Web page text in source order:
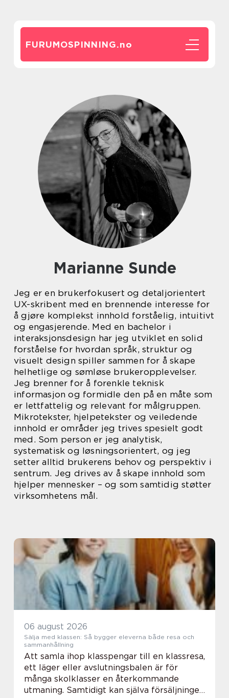
FURUMOSPINNING.no
Marianne Sunde
Jeg er en brukerfokusert og detaljorientert
UX-skribent med en brennende interesse for
å gjøre komplekst innhold forståelig, intuitivt
og engasjerende. Med en bachelor i
interaksjonsdesign har jeg utviklet en solid
forståelse for hvordan språk, struktur og
visuelt design spiller sammen for å skape
helhetlige og sømløse brukeropplevelser.
Jeg brenner for å forenkle teknisk
informasjon og formidle den på en måte som
er lettfattelig og relevant for målgruppen.
Mikrotekster, hjelpetekster og veiledende
innhold er områder jeg trives spesielt godt
med. Som person er jeg analytisk,
systematisk og løsningsorientert, og jeg
setter alltid brukerens behov og perspektiv i
sentrum. Jeg drives av å skape innhold som
hjelper mennesker – og som samtidig støtter
virksomhetens mål.
06 august 2026
Sälja med klassen: Så bygger eleverna både resa och
sammanhållning
Att samla ihop klasspengar till en klassresa,
ett läger eller avslutningsbalen är för
många skolklasser en återkommande
utmaning. Samtidigt kan själva försäljningen